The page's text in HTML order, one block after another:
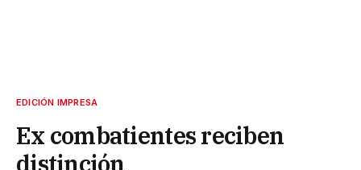
EDICIÓN IMPRESA
Ex combatientes reciben
distinción